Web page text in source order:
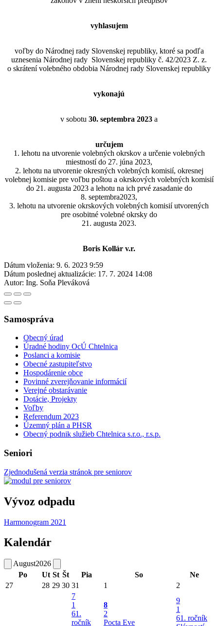
vyhlasujem
voľby do Národnej rady Slovenskej republiky, ktoré sa podľa
uznesenia Národnej rady Slovenskej republiky č. 42/2023 Z. z.
o skrátení volebného obdobia Národnej rady Slovenskej republiky
vykonajú
v sobotu 30. septembra 2023 a
určujem
1. lehotu na utvorenie volebných okrskov a určenie volebných
miestností do 27. júna 2023,
2. lehotu na utvorenie okresných volebných komisií, okresnej
volebnej komisie pre voľbu poštou a okrskových volebných komisií
do 21. augusta 2023 a lehotu na ich prvé zasadanie do
8. septembra2023,
3. lehotu na utvorenie okrskových volebných komisií utvorených
pre osobitné volebné okrsky do
21. augusta 2023.
Boris Kollár v.r.
Dátum vloženia: 9. 6. 2023 9:59
Dátum poslednej aktualizácie: 17. 7. 2024 14:08
Autor: Ing. Soňa Pleváková
Samospráva
Obecný úrad
Úradné hodiny OcÚ Chtelnica
Poslanci a komisie
Obecné zastupiteľstvo
Hospodárenie obce
Povinné zverejňovanie informácií
Verejné obstarávanie
Dotácie, Projekty
Voľby
Referendum 2023
Územný plán a PHSR
Obecný podnik služieb Chtelnica s.r.o., r.s.p.
Seniori
Zjednodušená verzia stránok pre seniorov
Vývoz odpadu
Harmonogram 2021
Kalendár
August2026
Po
Ut St Št Pia So
Ne
27
28 29 30 31 1 2
7
1
61.
ročník
8
2
Pocta Eve
9
1
61. ročník